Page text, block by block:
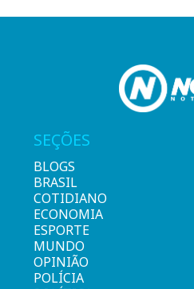
SEÇÕES
BLOGS
BRASIL
COTIDIANO
ECONOMIA
ESPORTE
MUNDO
OPINIÃO
POLÍCIA